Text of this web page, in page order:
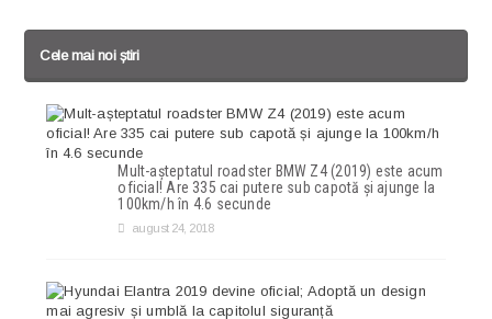
Cele mai noi știri
Mult-așteptatul roadster BMW Z4 (2019) este acum
oficial! Are 335 cai putere sub capotă și ajunge la
100km/h în 4.6 secunde
august 24, 2018